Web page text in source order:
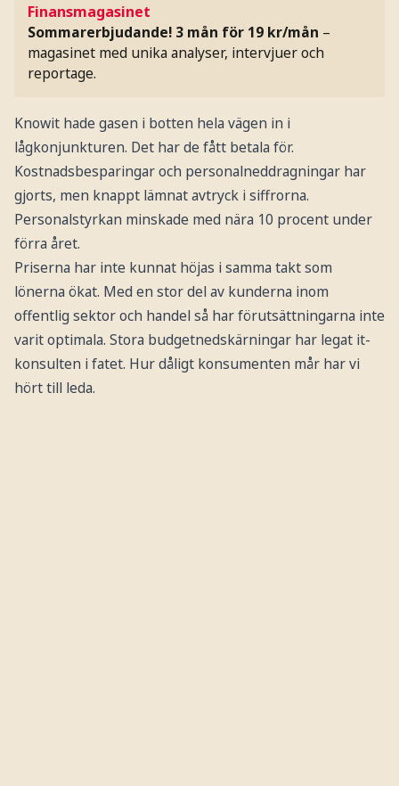
Finansmagasinet
Sommarerbjudande! 3 mån för 19 kr/mån –
magasinet med unika analyser, intervjuer och
reportage.
Knowit hade gasen i botten hela vägen in i
lågkonjunkturen. Det har de fått betala för.
Kostnadsbesparingar och personalneddragningar har
gjorts, men knappt lämnat avtryck i siffrorna.
Personalstyrkan minskade med nära 10 procent under
förra året.
Priserna har inte kunnat höjas i samma takt som
lönerna ökat. Med en stor del av kunderna inom
offentlig sektor och handel så har förutsättningarna inte
varit optimala. Stora budgetnedskärningar har legat it-
konsulten i fatet. Hur dåligt konsumenten mår har vi
hört till leda.